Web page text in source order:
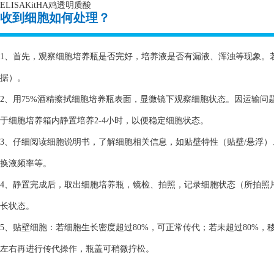
ELISAKitHA鸡透明质酸
收到细胞如何处理？
1、首先，观察细胞培养瓶是否完好，培养液是否有漏液、浑浊等现象
据）。
2、用75%酒精擦拭细胞培养瓶表面，显微镜下观察细胞状态。因运输
于细胞培养箱内静置培养2-4小时，以便稳定细胞状态。
3、仔细阅读细胞说明书，了解细胞相关信息，如贴壁特性（贴壁/悬浮
换液频率等。
4、静置完成后，取出细胞培养瓶，镜检、拍照，记录细胞状态（所拍
长状态。
5、贴壁细胞：若细胞生长密度超过80%，可正常传代；若未超过80%
左右再进行传代操作，瓶盖可稍微拧松。